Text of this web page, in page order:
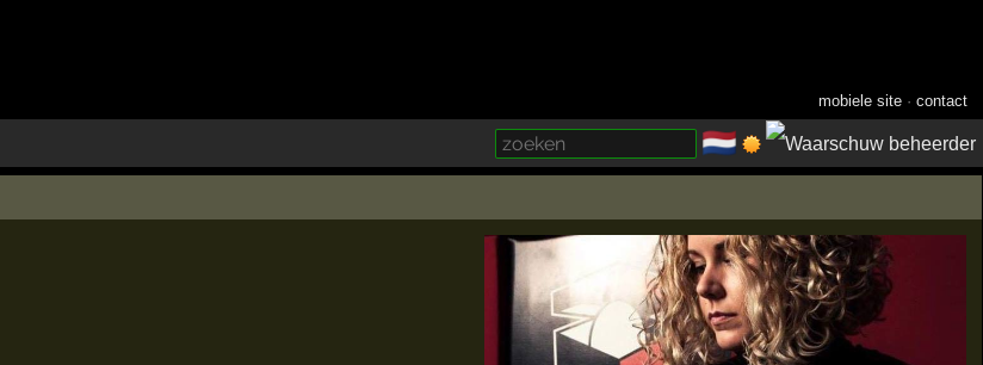
mobiele site ·contact
🇳🇱